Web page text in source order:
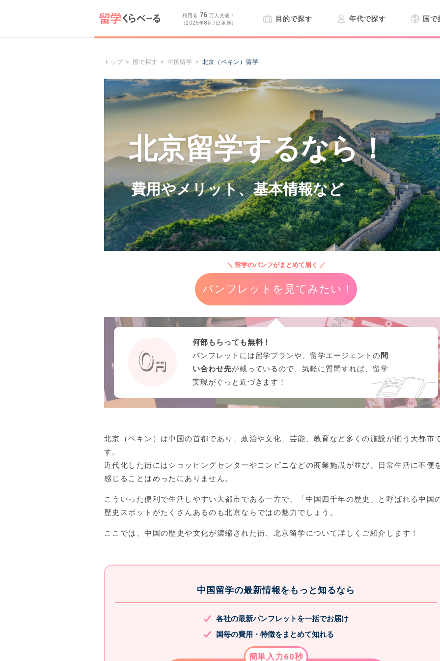
利用者 76 万人突破！
（2026年8月7日更新）
目的で探す 年代で探す 国で
トップ 国で探す 中国留学 北京（ペキン）留学
北京留学するなら！
費用やメリット、基本情報など
＼ 留学のパンフがまとめて届く ／
パンフレットを見てみたい！
何部もらっても無料！
パンフレットには留学プランや、留学エージェントの問
い合わせ先が載っているので、気軽に質問すれば、留学
実現がぐっと近づきます！
北京（ペキン）は中国の首都であり、政治や文化、芸能、教育など多くの施設が揃う大都市
す。
近代化した街にはショッピングセンターやコンビニなどの商業施設が並び、日常生活に不便
感じることはめったにありません。
こういった便利で生活しやすい大都市である一方で、「中国四千年の歴史」と呼ばれる中国
歴史スポットがたくさんあるのも北京ならではの魅力でしょう。
ここでは、中国の歴史や文化が濃縮された街、北京留学について詳しくご紹介します！
中国留学の最新情報をもっと知るなら
各社の最新パンフレットを一括でお届け
国毎の費用・特徴をまとめて知れる
簡単入力60秒